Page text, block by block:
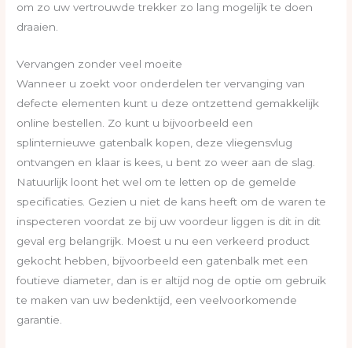
om zo uw vertrouwde trekker zo lang mogelijk te doen
draaien.
Vervangen zonder veel moeite
Wanneer u zoekt voor onderdelen ter vervanging van
defecte elementen kunt u deze ontzettend gemakkelijk
online bestellen. Zo kunt u bijvoorbeeld een
splinternieuwe gatenbalk kopen, deze vliegensvlug
ontvangen en klaar is kees, u bent zo weer aan de slag.
Natuurlijk loont het wel om te letten op de gemelde
specificaties. Gezien u niet de kans heeft om de waren te
inspecteren voordat ze bij uw voordeur liggen is dit in dit
geval erg belangrijk. Moest u nu een verkeerd product
gekocht hebben, bijvoorbeeld een gatenbalk met een
foutieve diameter, dan is er altijd nog de optie om gebruik
te maken van uw bedenktijd, een veelvoorkomende
garantie.